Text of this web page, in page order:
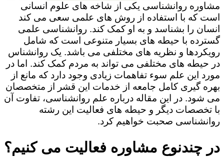
مشاوره روانشناسی یکی از شاخه های علوم انسانی
است که با استفاده از روش های علمی سعی می کند
انسان را بشناسد و به او کمک کند. روانشناسی علمی
گسترده با حیطه های بسیار متنوعی است که شامل
رویکردها و نظریه های مختلفی می باشد. یک روانشناس
در حیطه های مختلفی می تواند به مردم کمک کند. اما در
مورد این علم سوء تفاهمات زیادی وجود دارد که مانع از
بهره گیری کامل جامعه از خدمات این قشر از متخصصان
می شود. در این مقاله درباره علم روانشناسی، تفاوت آن
با تخصصات دیگر و حیطه های فعالیت این رشته
روانشناسی صحبت خواهیم کرد.
در چندنوع مشاوره فعالیت می کنیم؟